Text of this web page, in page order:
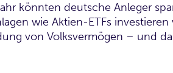
könnten deutsche Anleger
wie Aktien-ETFs
von Volksvermögen – und